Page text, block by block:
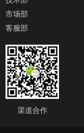
市场部
客服部
渠道合作